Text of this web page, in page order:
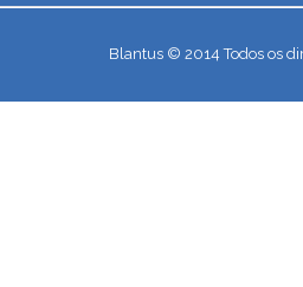
Blantus © 2014 Todos os